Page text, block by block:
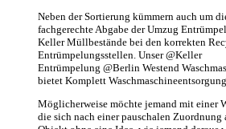
Neben der Sortierung kümmern auch um
fachgerechte Abgabe der Umzug
Keller Müllbestände bei den korrekten
Entrümpelungsstellen. Unser @Keller
Entrümpelung @Berlin Westend
bietet Komplett
Möglicherweise möchte jemand mit einer
die sich nach einer pauschalen